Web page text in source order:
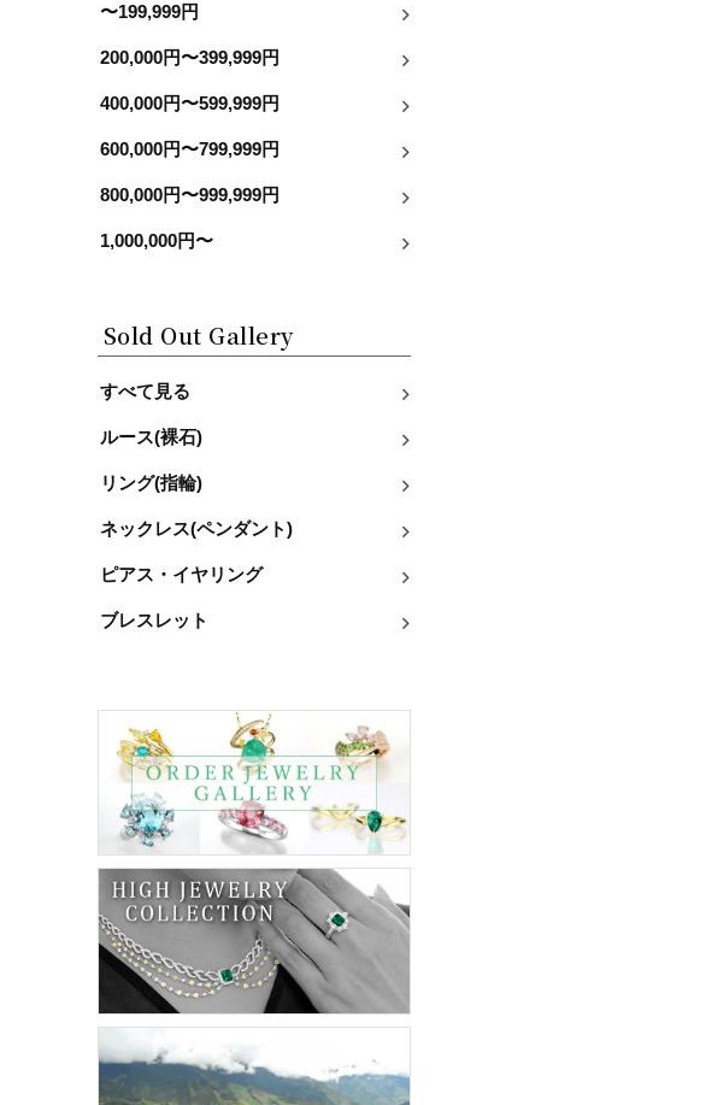
〜199,999円
200,000円〜399,999円
400,000円〜599,999円
600,000円〜799,999円
800,000円〜999,999円
1,000,000円〜
Sold Out Gallery
すべて見る
ルース(裸石)
リング(指輪)
ネックレス(ペンダント)
ピアス・イヤリング
ブレスレット